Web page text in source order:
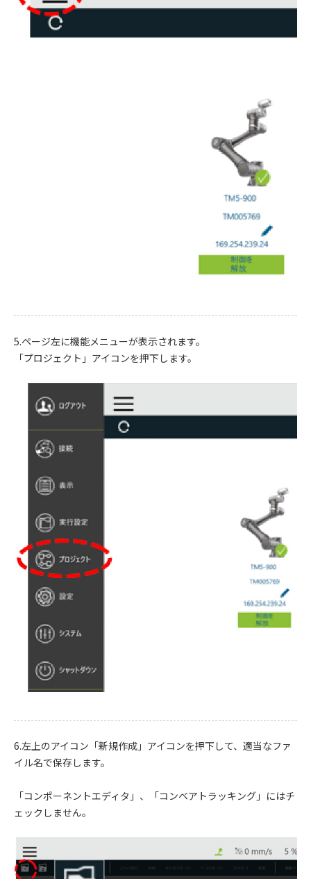
5.ページ左に機能メニューが表示されます。
「プロジェクト」アイコンを押下します。
6.左上のアイコン「新規作成」アイコンを押下して、適当なファ
イル名で保存します。
「コンポーネントエディタ」、「コンベアトラッキング」にはチ
ェックしません。